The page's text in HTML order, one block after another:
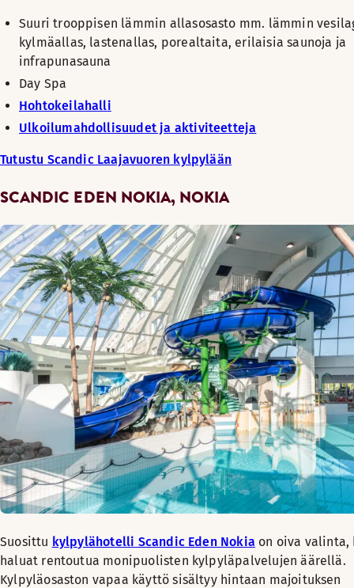
Suuri trooppisen lämmin allasosasto mm. lämmin
kylmäallas, lastenallas, porealtaita, erilaisia saunoja ja
infrapunasauna
Day Spa
Hohtokeilahalli
Ulkoilumahdollisuudet ja aktiviteetteja
Tutustu Scandic Laajavuoren kylpylään
SCANDIC EDEN NOKIA, NOKIA
Suosittu kylpylähotelli Scandic Eden Nokia on oiva valinta,
haluat rentoutua monipuolisten kylpyläpalvelujen äärellä.
Kylpyläosaston vapaa käyttö sisältyy hintaan majoituksen